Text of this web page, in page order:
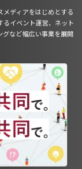
ディアをはじめとする
るイベント運営、ネット
グなど幅広い事業を展開